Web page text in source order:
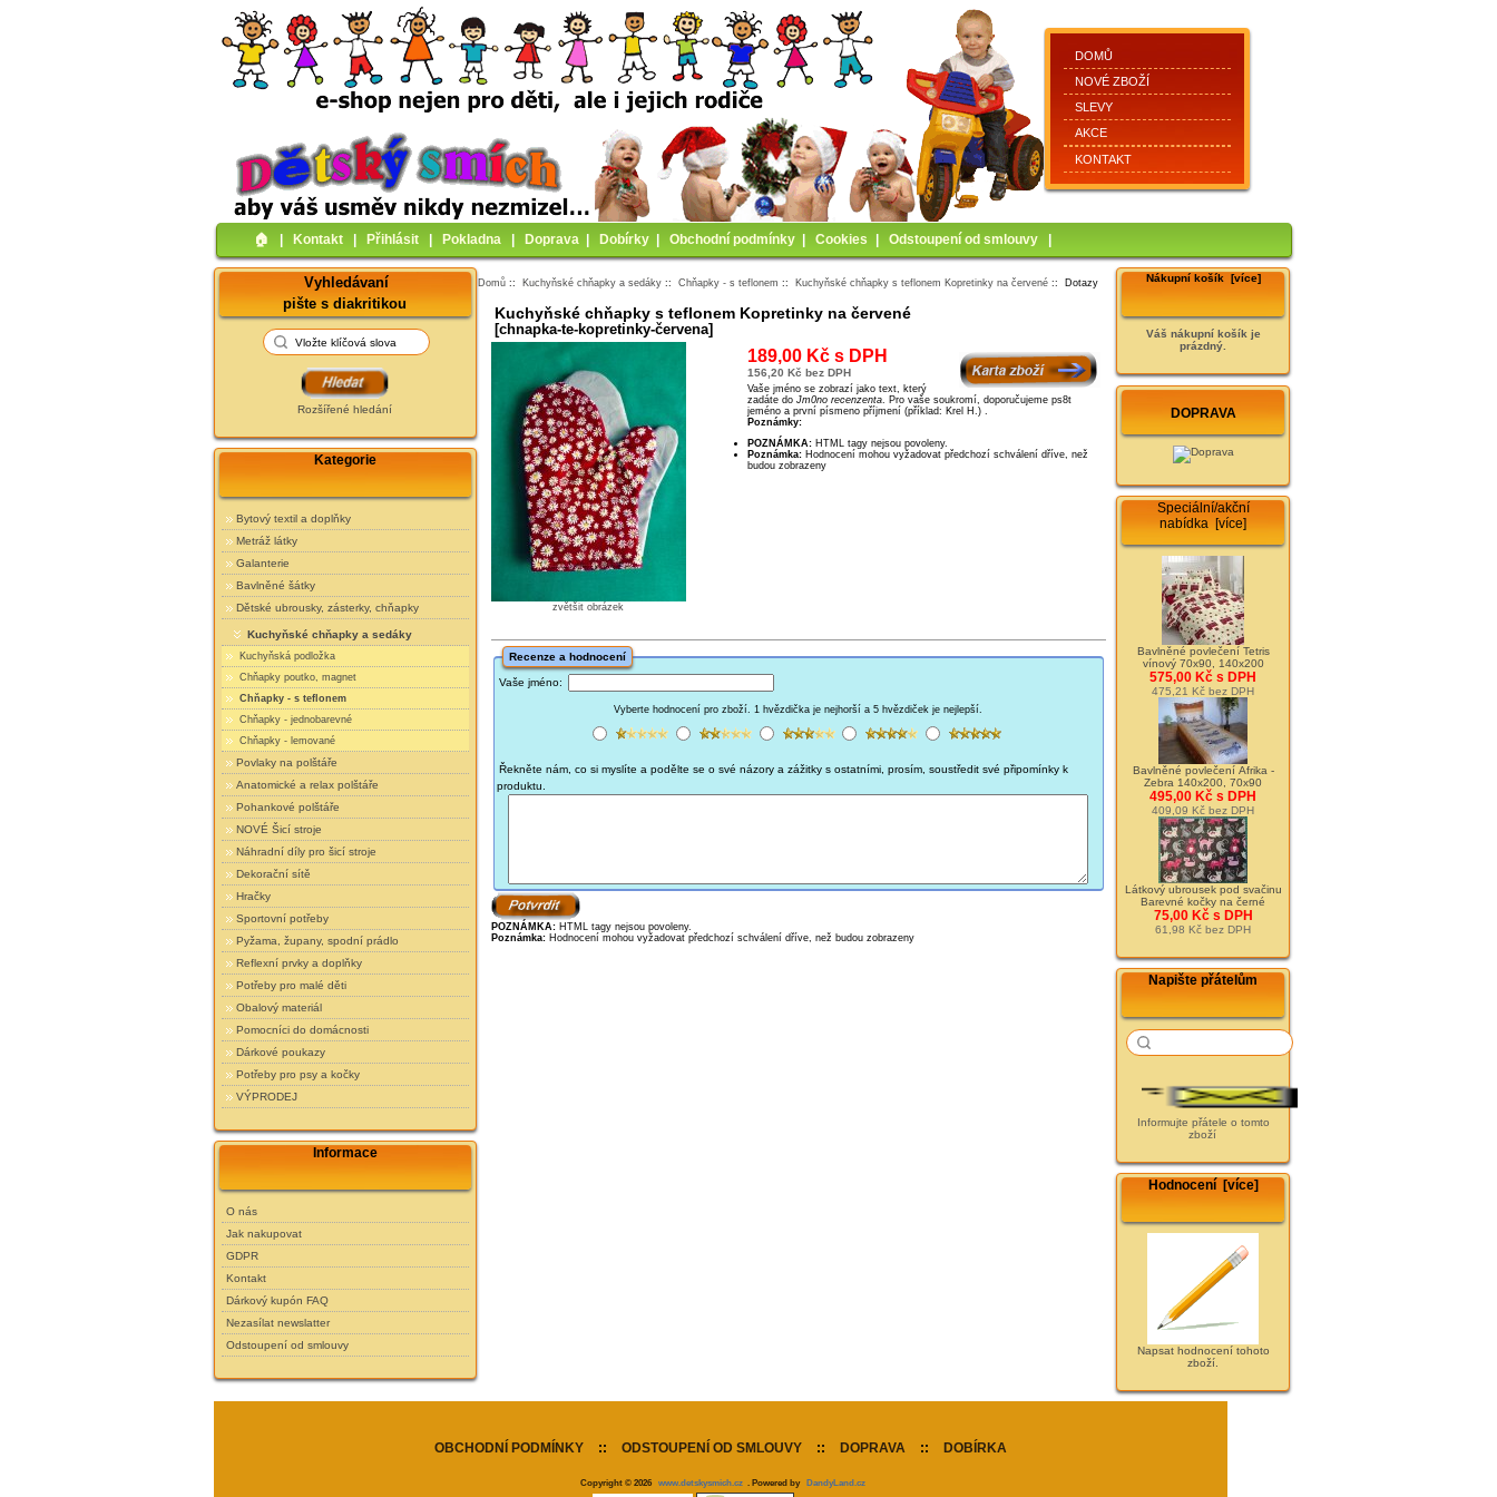
DOMŮ
NOVÉ ZBOŽÍ
SLEVY
AKCE
KONTAKT
🏠︎ Kontakt Přihlásit Pokladna Doprava Dobírky Obchodní podmínky Cookies Odstoupení od smlouvy
Vyhledávaní
pište s diakritikou
Rozšířené hledání
Kategorie
Bytový textil a doplňky
Metráž látky
Galanterie
Bavlněné šátky
Dětské ubrousky, zásterky, chňapky
Kuchyňské chňapky a sedáky
Kuchyňská podložka
Chňapky poutko, magnet
Chňapky - s teflonem
Chňapky - jednobarevné
Chňapky - lemované
Povlaky na polštáře
Anatomické a relax polštáře
Pohankové polštáře
NOVÉ Šicí stroje
Náhradní díly pro šicí stroje
Dekorační sítě
Hračky
Sportovní potřeby
Pyžama, župany, spodní prádlo
Reflexní prvky a doplňky
Potřeby pro malé děti
Obalový materiál
Pomocníci do domácnosti
Dárkové poukazy
Potřeby pro psy a kočky
VÝPRODEJ
Informace
O nás
Jak nakupovat
GDPR
Kontakt
Dárkový kupón FAQ
Nezasílat newslatter
Odstoupení od smlouvy
Domů :: Kuchyňské chňapky a sedáky ::Chňapky - s teflonem :: Kuchyňské chňapky s teflonem Kopretinky na červené :: Dotazy
Kuchyňské chňapky s teflonem Kopretinky na červené
[chnapka-te-kopretinky-červena]
zvětšit obrázek
189,00 Kč s DPH
156,20 Kč bez DPH
Vaše jméno se zobrazí jako text, který
zadáte doJm0no recenzenta. Pro vaše soukromí, doporučujeme ps8t
jeméno a první písmeno příjmení (příklad: Krel H.) .
Poznámky:
POZNÁMKA: HTML tagy nejsou povoleny.
Poznámka:
budou zobrazeny
Recenze a hodnocení
Vaše jméno:
Vyberte hodnocení pro zboží. 1 hvězdička je nejhorší a 5 hvězdiček je nejlepší.
Řekněte nám, co si myslíte a podělte se o své názory a zážitky s ostatními, prosím, soustředit své připomínky k
produktu.
POZNÁMKA: HTML tagy nejsou povoleny.
Poznámka: Hodnocení mohou vyžadovat předchozí schválení dříve, než budou zobrazeny
Nákupní košík [více]
Váš nákupní košík je
prázdný.
DOPRAVA
Speciální/akční
nabídka [více]
Bavlněné povlečení Tetris
vínový 70x90, 140x200
575,00 Kč s DPH
475,21 Kč bez DPH
Bavlněné povlečení Afrika -
Zebra 140x200, 70x90
495,00 Kč s DPH
409,09 Kč bez DPH
Látkový ubrousek pod svačinu
Barevné kočky na černé
75,00 Kč s DPH
61,98 Kč bez DPH
Napište přátelům
Informujte přátele o tomto
zboží
Hodnocení [více]
Napsat hodnocení tohoto
zboží.
OBCHODNÍ PODMÍNKY :: ODSTOUPENÍ OD SMLOUVY :: DOPRAVA :: DOBÍRKA
Copyright © 2026 www.detskysmich.cz . Powered by DandyLand.cz